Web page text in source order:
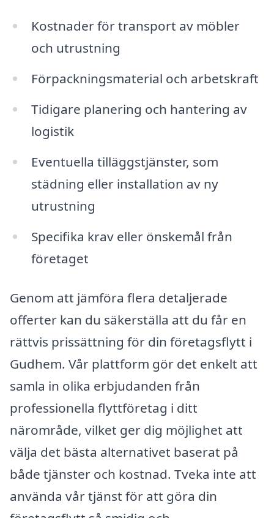
Kostnader för transport av möbler
och utrustning
Förpackningsmaterial och arbetskraft
Tidigare planering och hantering av
logistik
Eventuella tilläggstjänster, som
städning eller installation av ny
utrustning
Specifika krav eller önskemål från
företaget
Genom att jämföra flera detaljerade
offerter kan du säkerställa att du får en
rättvis prissättning för din företagsflytt i
Gudhem. Vår plattform gör det enkelt att
samla in olika erbjudanden från
professionella flyttföretag i ditt
närområde, vilket ger dig möjlighet att
välja det bästa alternativet baserat på
både tjänster och kostnad. Tveka inte att
använda vår tjänst för att göra din